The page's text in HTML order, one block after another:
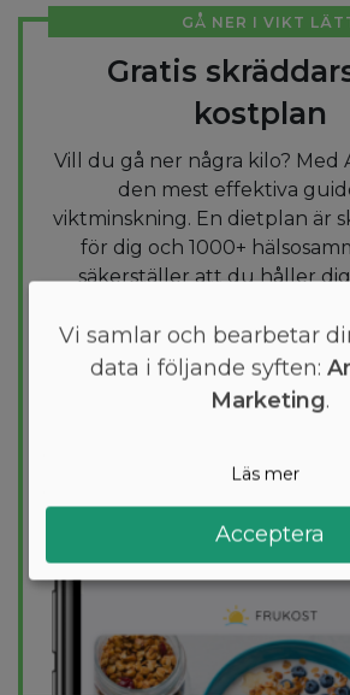
GÅ NER I VIKT
Gratis
kostplan
Vill du gå ner några kilo? Med
den mest effektiva
viktminskning. En dietplan är
för dig och 1000+
säkerställer att du håller
PROVAGRATIS
Vi samlar och bearbetar
data i följande syften:
Marketing.
Läs mer
Acceptera